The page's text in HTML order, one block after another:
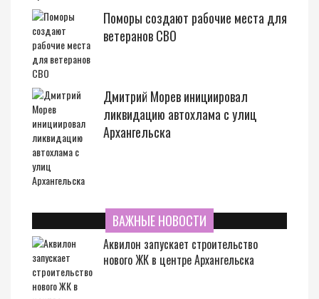
Поморы создают рабочие места для
ветеранов СВО
Дмитрий Морев инициировал
ликвидацию автохлама с улиц
Архангельска
ВАЖНЫЕ НОВОСТИ
Аквилон запускает строительство
нового ЖК в центре Архангельска